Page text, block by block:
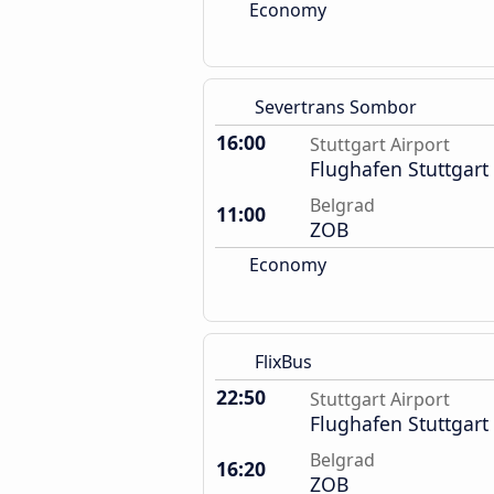
Economy
Severtrans Sombor
16:00 Stuttgart Airport
Flughafen Stuttgart
11:00
Belgrad
ZOB
Economy
FlixBus
22:50 Stuttgart Airport
Flughafen Stuttgart
16:20
Belgrad
ZOB